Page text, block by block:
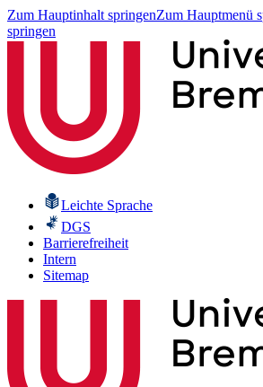
Zum Hauptinhalt springenZum Hauptmenü
springen
Leichte Sprache
DGS
Barrierefreiheit
Intern
Sitemap